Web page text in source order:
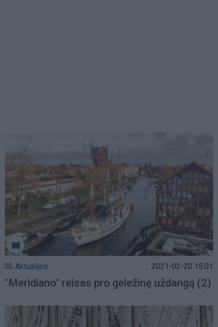
Aktualijos 2021-02-20 15:01
"Meridiano" reisas pro geležinę uždangą (2)